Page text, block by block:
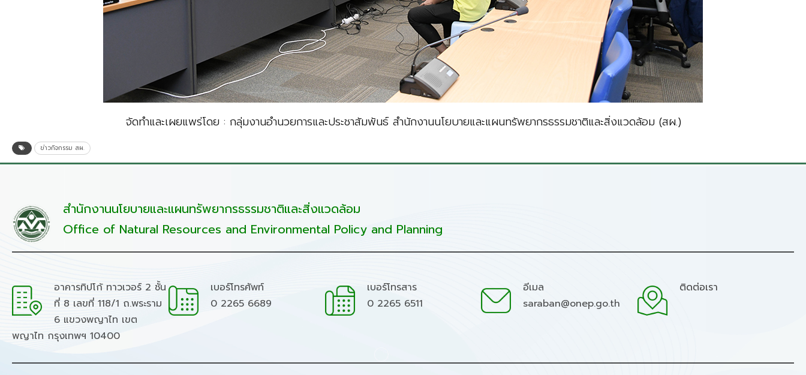
จัดทำและเผยแพร่โดย : กลุ่มงานอำนวยการและประชาสัมพันธ์ สำนักงานนโยบายและแผนทรัพยากรธรรมชาติและสิ่งแวดล้อม (สผ.)
ข่าวกิจกรรม สผ.
สำนักงานนโยบายและแผนทรัพยากรธรรมชาติและสิ่งแวดล้อม
Office of Natural Resources and Environmental Policy and Planning
อาคารทิปโก้ ทาวเวอร์ 2 ชั้น
ที่ 8 เลขที่ 118/1 ถ.พระราม
6 แขวงพญาไท เขต
พญาไท กรุงเทพฯ 10400
เบอร์โทรศัพท์
0 2265 6689
เบอร์โทรสาร
0 2265 6511
อีเมล
saraban@onep.go.th
ติดต่อเรา